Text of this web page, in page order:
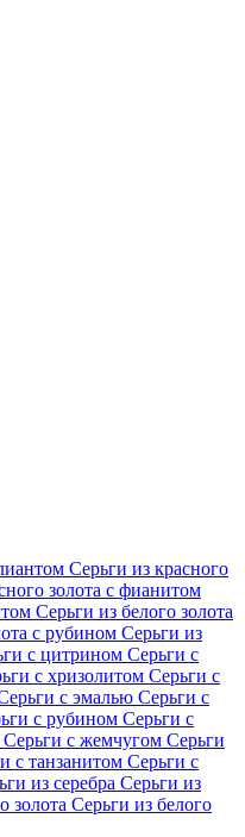
Серьги из красного
золота с фианитом
Серьги из белого золота
с рубином Серьги из
с цитрином Серьги с
с хризолитом Серьги с
с эмалью Серьги с
с рубином Серьги с
Серьги с жемчугом Серьги
с танзанитом Серьги с
из серебра Серьги из
золота Серьги из белого